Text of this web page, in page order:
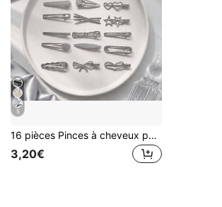
5
16 pièces Pinces à cheveux pour femmes, simples & polyvalentes pour un usage quotidien
3,20€